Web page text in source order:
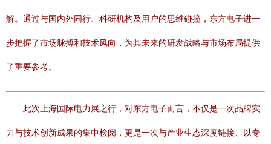
解。通过与国内外同行、科研机构及用户的思维碰撞，东方电子进一
步把握了市场脉搏和技术风向，为其未来的研发战略与市场布局提供
了重要参考。
此次上海国际电力展之行，对东方电子而言，不仅是一次品牌实
力与技术创新成果的集中检阅，更是一次与产业生态深度链接、以专